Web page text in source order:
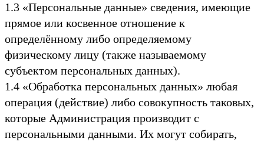
1.3 «Персональные данные» сведения, имеющие
прямое или косвенное отношение к
определённому либо определяемому
физическому лицу (также называемому
субъектом персональных данных).
1.4 «Обработка персональных данных» любая
операция (действие) либо совокупность таковых,
которые Администрация производит с
персональными данными. Их могут собирать,